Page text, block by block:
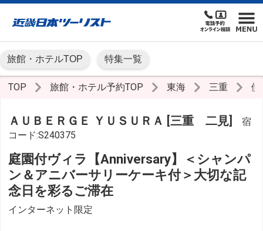
旅館・ホテルTOP 特集一覧
TOP 旅館・ホテル予約TOP 東海 三重
ＡＵＢＥＲＧＥ ＹＵＳＵＲＡ [三重 二見]
宿
コード:S240375
庭園付ヴィラ【Anniversary】＜シャンパ
ン＆アニバーサリーケーキ付＞大切な記
念日を彩るご滞在
インターネット限定